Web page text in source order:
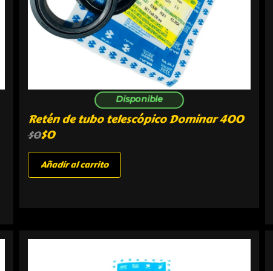
Disponible
Retén de tubo telescópico Dominar 400
$0$0
Añadir al carrito